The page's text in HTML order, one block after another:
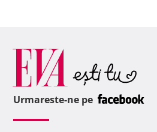
Urmareste-ne pe